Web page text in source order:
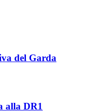
del Garda
alla DR1